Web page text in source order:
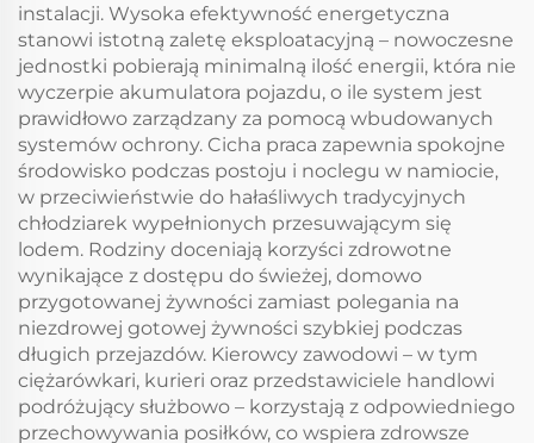
instalacji. Wysoka efektywność energetyczna
stanowi istotną zaletę eksploatacyjną – nowoczesne
jednostki pobierają minimalną ilość energii, która nie
wyczerpie akumulatora pojazdu, o ile system jest
prawidłowo zarządzany za pomocą wbudowanych
systemów ochrony. Cicha praca zapewnia spokojne
środowisko podczas postoju i noclegu w namiocie,
w przeciwieństwie do hałaśliwych tradycyjnych
chłodziarek wypełnionych przesuwającym się
lodem. Rodziny doceniają korzyści zdrowotne
wynikające z dostępu do świeżej, domowo
przygotowanej żywności zamiast polegania na
niezdrowej gotowej żywności szybkiej podczas
długich przejazdów. Kierowcy zawodowi – w tym
ciężarówkari, kurieri oraz przedstawiciele handlowi
podróżujący służbowo – korzystają z odpowiedniego
przechowywania posiłków, co wspiera zdrowsze